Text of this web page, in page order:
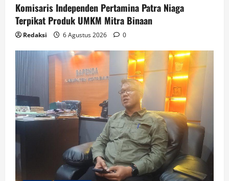
Komisaris Independen Pertamina Patra Niaga
Terpikat Produk UMKM Mitra Binaan
Redaksi 6 Agustus 2026 0